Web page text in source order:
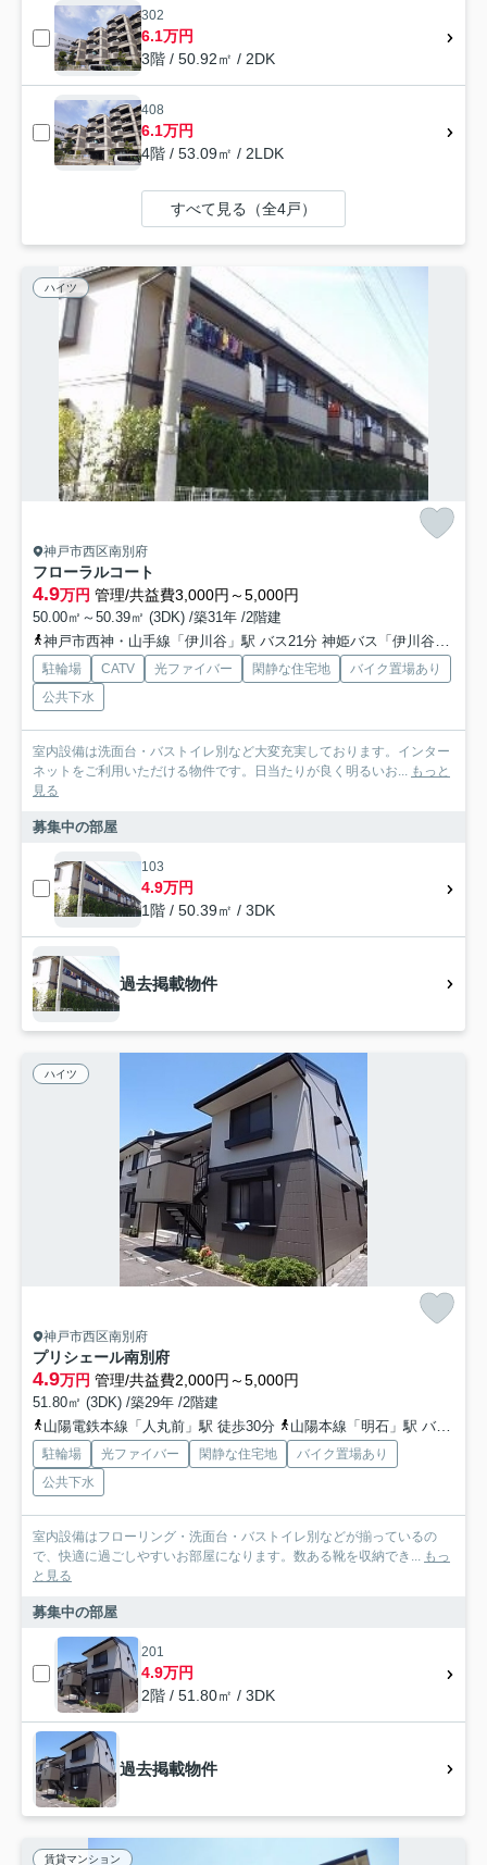
302
6.1万円
3階 / 50.92㎡ / 2DK
408
6.1万円
4階 / 53.09㎡ / 2LDK
すべて見る（全4戸）
ハイツ
神戸市西区南別府
フローラルコート
4.9万円 管理/共益費3,000円～5,000円
50.00㎡～50.39㎡ (3DK) /築31年 /2階建
神戸市西神・山手線「伊川谷」駅 バス21分 神姫バス「伊川谷小学校前」 停歩8分
駐輪場 CATV 光ファイバー 閑静な住宅地
バイク置場あり
公共下水
室内設備は洗面台・バストイレ別など大変充実しております。インター
ネットをご利用いただける物件です。日当たりが良く明るいお...
もっと
見る
募集中の部屋
103
4.9万円
1階 / 50.39㎡ / 3DK
過去掲載物件
ハイツ
神戸市西区南別府
プリシェール南別府
4.9万円 管理/共益費2,000円～5,000円
51.80㎡ (3DK) /築29年 /2階建
山陽電鉄本線「人丸前」駅 徒歩30分
山陽本線「明石」駅 バス15分 神姫バス「赤羽グリーンタウン」 停歩6分
駐輪場 光ファイバー 閑静な住宅地
バイク置場あり
公共下水
室内設備はフローリング・洗面台・バストイレ別などが揃っているの
で、快適に過ごしやすいお部屋になります。数ある靴を収納でき...
もっ
と見る
募集中の部屋
201
4.9万円
2階 / 51.80㎡ / 3DK
過去掲載物件
賃貸マンション